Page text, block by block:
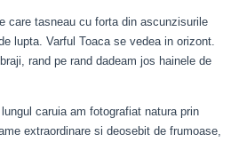
care tasneau cu forta din ascunzisurile
lupta. Varful Toaca se vedea in orizont.
rand pe rand dadeam jos hainele de
caruia am fotografiat natura prin
extraordinare si deosebit de frumoase,